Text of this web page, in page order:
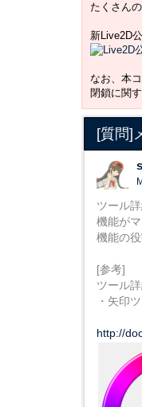
たくさん
新Live2D
なお、本
閉鎖に関
[質問]
ツール
機能が
機能の
[参考]
ツール
・矢印
http://